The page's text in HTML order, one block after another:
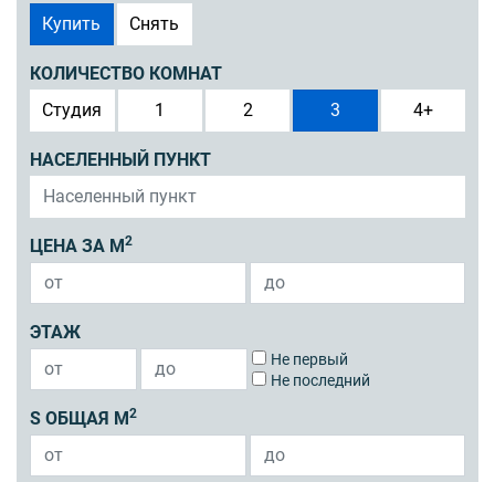
Купить
Снять
КОЛИЧЕСТВО КОМНАТ
Студия
1 2 3 4+
НАСЕЛЕННЫЙ ПУНКТ
ЦЕНА ЗА М 2
ЭТАЖ
Не первый
Не последний
S ОБЩАЯ М 2